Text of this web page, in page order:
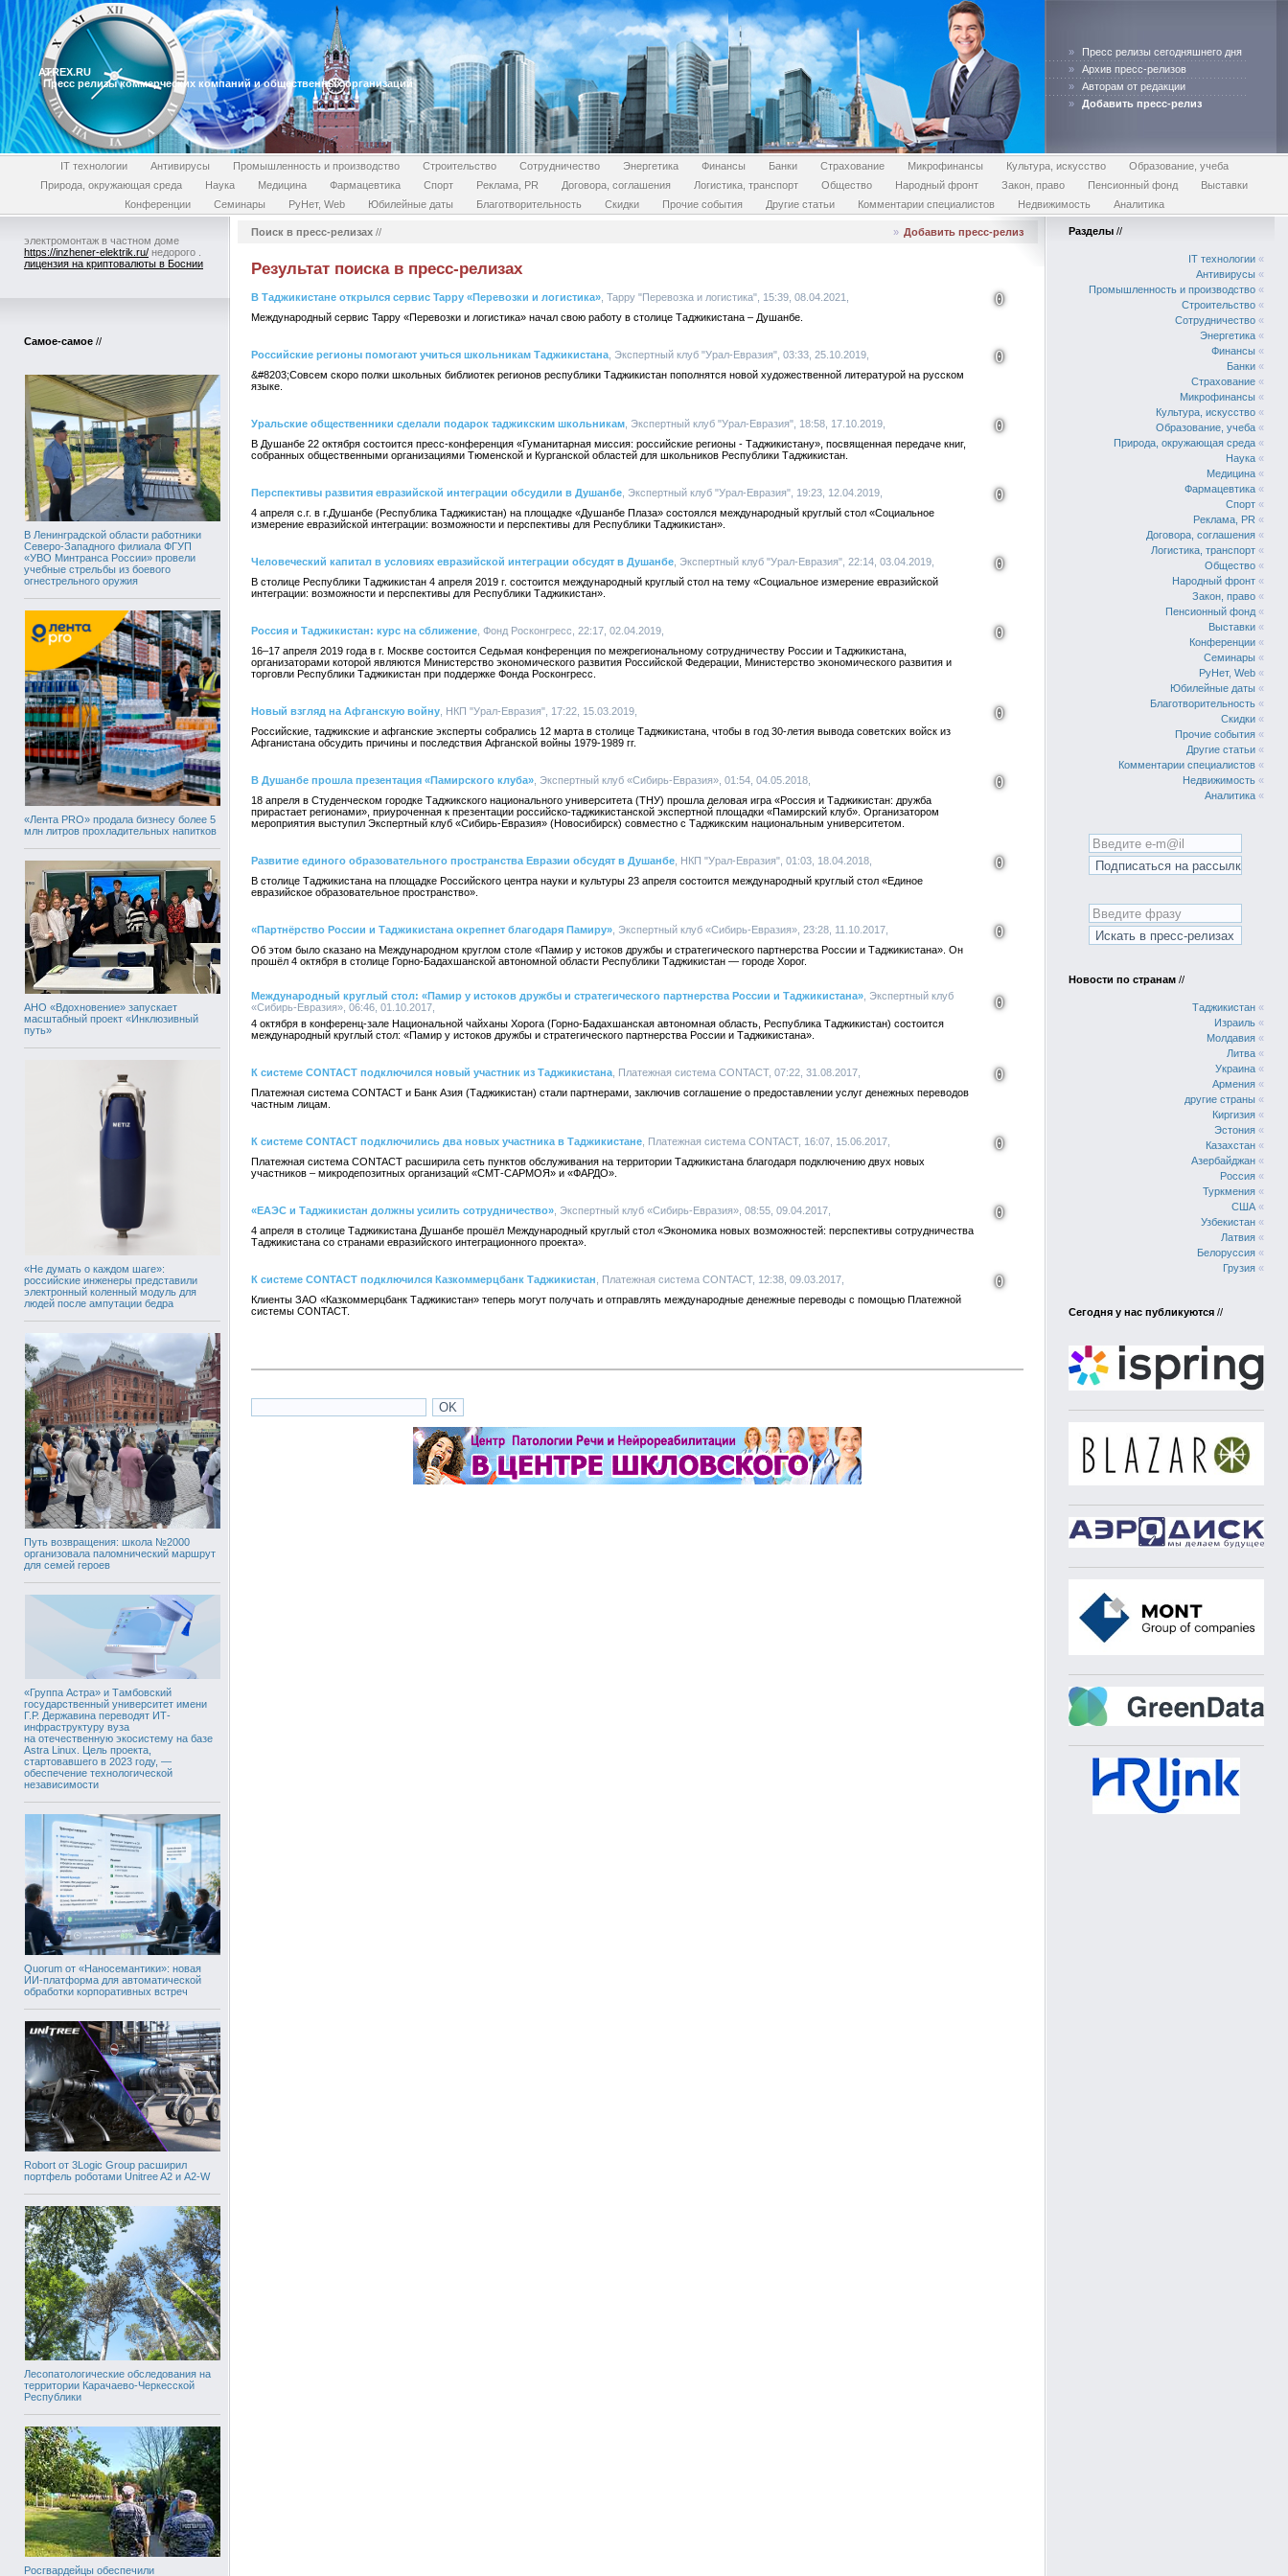
ATREX.RU
Пресс релизы коммерческих компаний и общественных организаций
»
Пресс релизы сегодняшнего дня
»
Архив пресс-релизов
»
Авторам от редакции
»
Добавить пресс-релиз
IT технологии Антивирусы Промышленность и производство Строительство Сотрудничество Энергетика Финансы Банки Страхование Микрофинансы Культура, искусство
Образование, учеба
Природа, окружающая среда
Наука Медицина Фармацевтика Спорт Реклама, PR Договора, соглашения Логистика, транспорт Общество Народный фронт Закон, право Пенсионный фонд
Выставки
Конференции
Семинары РуНет, Web Юбилейные даты Благотворительность Скидки Прочие события Другие статьи Комментарии специалистов Недвижимость Аналитика
электромонтаж в частном доме
https://inzhener-elektrik.ru/ недорого .
лицензия на криптовалюты в Боснии
Самое-самое //
В Ленинградской области работники
Северо-Западного филиала ФГУП
«УВО Минтранса России» провели
учебные стрельбы из боевого
огнестрельного оружия
«Лента PRO» продала бизнесу более 5
млн литров прохладительных напитков
АНО «Вдохновение» запускает
масштабный проект «Инклюзивный
путь»
«Не думать о каждом шаге»:
российские инженеры представили
электронный коленный модуль для
людей после ампутации бедра
Путь возвращения: школа №2000
организовала паломнический маршрут
для семей героев
«Группа Астра» и Тамбовский
государственный университет имени
Г.Р. Державина переводят ИТ-
инфраструктуру вуза
на отечественную экосистему на базе
Astra Linux. Цель проекта,
стартовавшего в 2023 году, —
обеспечение технологической
независимости
Quorum от «Наносемантики»: новая
ИИ-платформа для автоматической
обработки корпоративных встреч
Robort от 3Logic Group расширил
портфель роботами Unitree A2 и A2-W
Лесопатологические обследования на
территории Карачаево-Черкесской
Республики
Росгвардейцы обеспечили
Поиск в пресс-релизах // » Добавить пресс-релиз
Результат поиска в пресс-релизах
В Таджикистане открылся сервис Tappy «Перевозки и логистика» , Tappy "Перевозка и логистика", 15:39, 08.04.2021, 0
Международный сервис Tappy «Перевозки и логистика» начал свою работу в столице Таджикистана – Душанбе.
Российские регионы помогают учиться школьникам Таджикистана , Экспертный клуб "Урал-Евразия", 03:33, 25.10.2019, 0
&#8203;Совсем скоро полки школьных библиотек регионов республики Таджикистан пополнятся новой художественной литературой на русском
языке.
Уральские общественники сделали подарок таджикским школьникам , Экспертный клуб "Урал-Евразия", 18:58, 17.10.2019, 0
В Душанбе 22 октября состоится пресс-конференция «Гуманитарная миссия: российские регионы - Таджикистану», посвященная передаче книг,
собранных общественными организациями Тюменской и Курганской областей для школьников Республики Таджикистан.
Перспективы развития евразийской интеграции обсудили в Душанбе , Экспертный клуб "Урал-Евразия", 19:23, 12.04.2019, 0
4 апреля с.г. в г.Душанбе (Республика Таджикистан) на площадке «Душанбе Плаза» состоялся международный круглый стол «Социальное
измерение евразийской интеграции: возможности и перспективы для Республики Таджикистан».
Человеческий капитал в условиях евразийской интеграции обсудят в Душанбе , Экспертный клуб "Урал-Евразия", 22:14, 03.04.2019, 0
В столице Республики Таджикистан 4 апреля 2019 г. состоится международный круглый стол на тему «Социальное измерение евразийской
интеграции: возможности и перспективы для Республики Таджикистан».
Россия и Таджикистан: курс на сближение , Фонд Росконгресс, 22:17, 02.04.2019, 0
16–17 апреля 2019 года в г. Москве состоится Седьмая конференция по межрегиональному сотрудничеству России и Таджикистана,
организаторами которой являются Министерство экономического развития Российской Федерации, Министерство экономического развития и
торговли Республики Таджикистан при поддержке Фонда Росконгресс.
Новый взгляд на Афганскую войну , НКП "Урал-Евразия", 17:22, 15.03.2019, 0
Российские, таджикские и афганские эксперты собрались 12 марта в столице Таджикистана, чтобы в год 30-летия вывода советских войск из
Афганистана обсудить причины и последствия Афганской войны 1979-1989 гг.
В Душанбе прошла презентация «Памирского клуба» , Экспертный клуб «Сибирь-Евразия», 01:54, 04.05.2018, 0
18 апреля в Студенческом городке Таджикского национального университета (ТНУ) прошла деловая игра «Россия и Таджикистан: дружба
прирастает регионами», приуроченная к презентации российско-таджикистанской экспертной площадки «Памирский клуб». Организатором
мероприятия выступил Экспертный клуб «Сибирь-Евразия» (Новосибирск) совместно с Таджикским национальным университетом.
Развитие единого образовательного пространства Евразии обсудят в Душанбе , НКП "Урал-Евразия", 01:03, 18.04.2018, 0
В столице Таджикистана на площадке Российского центра науки и культуры 23 апреля состоится международный круглый стол «Единое
евразийское образовательное пространство».
«Партнёрство России и Таджикистана окрепнет благодаря Памиру» , Экспертный клуб «Сибирь-Евразия», 23:28, 11.10.2017, 0
Об этом было сказано на Международном круглом столе «Памир у истоков дружбы и стратегического партнерства России и Таджикистана». Он
прошёл 4 октября в столице Горно-Бадахшанской автономной области Республики Таджикистан — городе Хорог.
Международный круглый стол: «Памир у истоков дружбы и стратегического партнерства России и Таджикистана» , Экспертный клуб
«Сибирь-Евразия», 06:46, 01.10.2017,
0
4 октября в конференц-зале Национальной чайханы Хорога (Горно-Бадахшанская автономная область, Республика Таджикистан) состоится
международный круглый стол: «Памир у истоков дружбы и стратегического партнерства России и Таджикистана».
К системе CONTACT подключился новый участник из Таджикистана , Платежная система CONTACT, 07:22, 31.08.2017, 0
Платежная система CONTACT и Банк Азия (Таджикистан) стали партнерами, заключив соглашение о предоставлении услуг денежных переводов
частным лицам.
К системе CONTACT подключились два новых участника в Таджикистане , Платежная система CONTACT, 16:07, 15.06.2017, 0
Платежная система CONTACT расширила сеть пунктов обслуживания на территории Таджикистана благодаря подключению двух новых
участников – микродепозитных организаций «СМТ-САРМОЯ» и «ФАРДО».
«ЕАЭС и Таджикистан должны усилить сотрудничество» , Экспертный клуб «Сибирь-Евразия», 08:55, 09.04.2017, 0
4 апреля в столице Таджикистана Душанбе прошёл Международный круглый стол «Экономика новых возможностей: перспективы сотрудничества
Таджикистана со странами евразийского интеграционного проекта».
К системе CONTACT подключился Казкоммерцбанк Таджикистан , Платежная система CONTACT, 12:38, 09.03.2017, 0
Клиенты ЗАО «Казкоммерцбанк Таджикистан» теперь могут получать и отправлять международные денежные переводы с помощью Платежной
системы CONTACT.
Разделы //
IT технологии «
Антивирусы «
Промышленность и производство «
Строительство «
Сотрудничество «
Энергетика «
Финансы «
Банки «
Страхование «
Микрофинансы «
Культура, искусство «
Образование, учеба «
Природа, окружающая среда «
Наука «
Медицина «
Фармацевтика «
Спорт «
Реклама, PR «
Договора, соглашения «
Логистика, транспорт «
Общество «
Народный фронт «
Закон, право «
Пенсионный фонд «
Выставки «
Конференции «
Семинары «
РуНет, Web «
Юбилейные даты «
Благотворительность «
Скидки «
Прочие события «
Другие статьи «
Комментарии специалистов «
Недвижимость «
Аналитика «
Новости по странам //
Таджикистан «
Израиль «
Молдавия «
Литва «
Украина «
Армения «
другие страны «
Киргизия «
Эстония «
Казахстан «
Азербайджан «
Россия «
Туркмения «
США «
Узбекистан «
Латвия «
Белоруссия «
Грузия «
Сегодня у нас публикуются //